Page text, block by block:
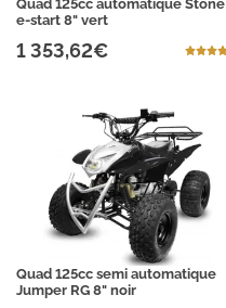
Quad 125cc automatique Stone
e-start 8" vert
1 353,62€
Quad 125cc semi automatique
Jumper RG 8" noir